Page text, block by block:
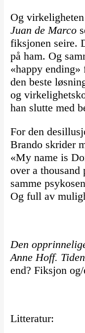
Og
Juan de Marco
fiksjonen seire.
på ham. Og
«happy
den beste
og
han slutte med
For den
Brando skrider
«My name is
over a
samme
Og full av
Den
Anne Hoff.
end? Fiksjon
Litteratur: